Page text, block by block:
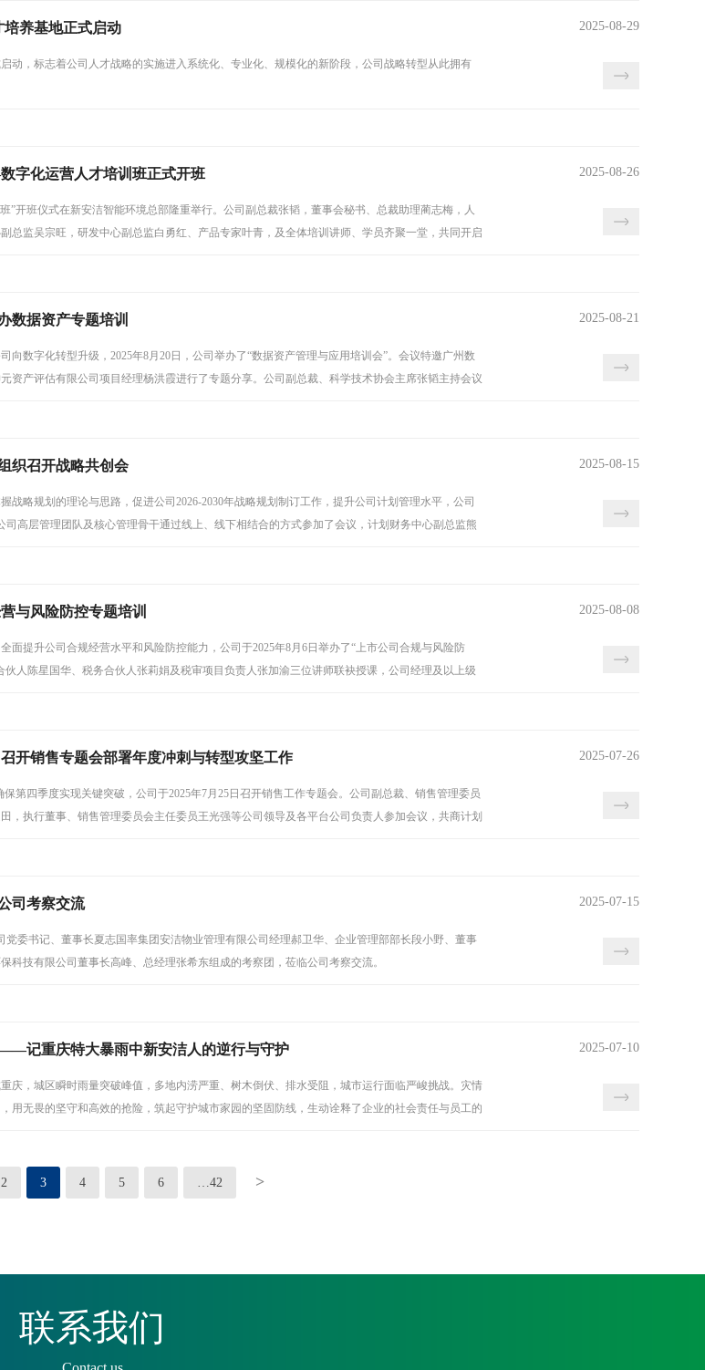
培养基地正式启动 2025-08-29
动，标志着公司人才战略的实施进入系统化、专业化、规模化的新阶段，公司战略转型从此拥有
字化运营人才培训班正式开班 2025-08-26
”开班仪式在新安洁智能环境总部隆重举行。公司副总裁张韬，董事会秘书、总裁助理蔺志梅，人
总监吴宗旺，研发中心副总监白勇红、产品专家叶青，及全体培训讲师、学员齐聚一堂，共同开启
数据资产专题培训 2025-08-21
向数字化转型升级，2025年8月20日，公司举办了“数据资产管理与应用培训会”。会议特邀广州数
资产评估有限公司项目经理杨洪霞进行了专题分享。公司副总裁、科学技术协会主席张韬主持会议
织召开战略共创会 2025-08-15
战略规划的理论与思路，促进公司2026-2030年战略规划制订工作，提升公司计划管理水平，公司
司高层管理团队及核心管理骨干通过线上、线下相结合的方式参加了会议，计划财务中心副总监熊
与风险防控专题培训 2025-08-08
面提升公司合规经营水平和风险防控能力，公司于2025年8月6日举办了“上市公司合规与风险防
人陈星国华、税务合伙人张莉娟及税审项目负责人张加渝三位讲师联袂授课，公司经理及以上级
开销售专题会部署年度冲刺与转型攻坚工作 2025-07-26
第四季度实现关键突破，公司于2025年7月25日召开销售工作专题会。公司副总裁、销售管理委员
，执行董事、销售管理委员会主任委员王光强等公司领导及各平台公司负责人参加会议，共商计划
司考察交流 2025-07-15
党委书记、董事长夏志国率集团安洁物业管理有限公司经理郝卫华、企业管理部部长段小野、董事
科技有限公司董事长高峰、总经理张希东组成的考察团，莅临公司考察交流。
记重庆特大暴雨中新安洁人的逆行与守护 2025-07-10
庆，城区瞬时雨量突破峰值，多地内涝严重、树木倒伏、排水受阻，城市运行面临严峻挑战。灾情
用无畏的坚守和高效的抢险，筑起守护城市家园的坚固防线，生动诠释了企业的社会责任与员工的
2 3 4 5 6 …42 >
联系我们